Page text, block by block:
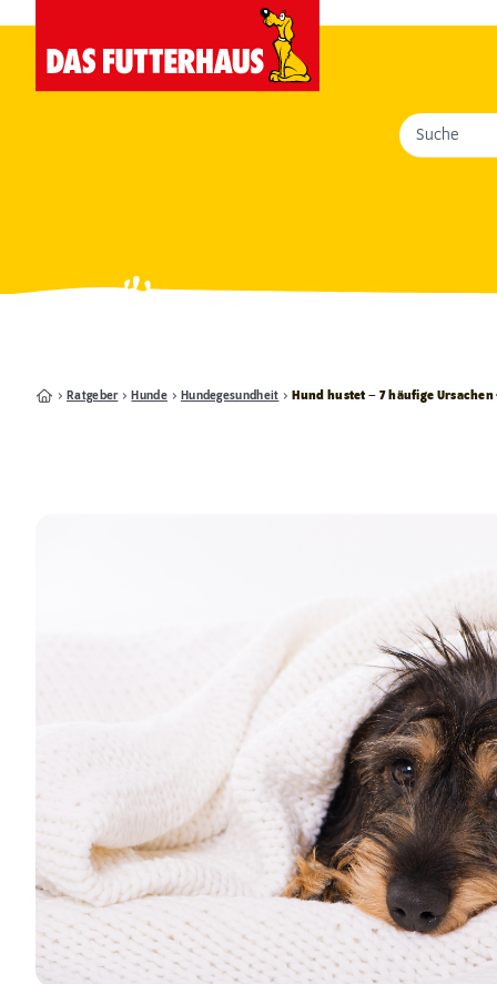
Suche
Ratgeber Hunde Hundegesundheit Hund hustet – 7 häufige